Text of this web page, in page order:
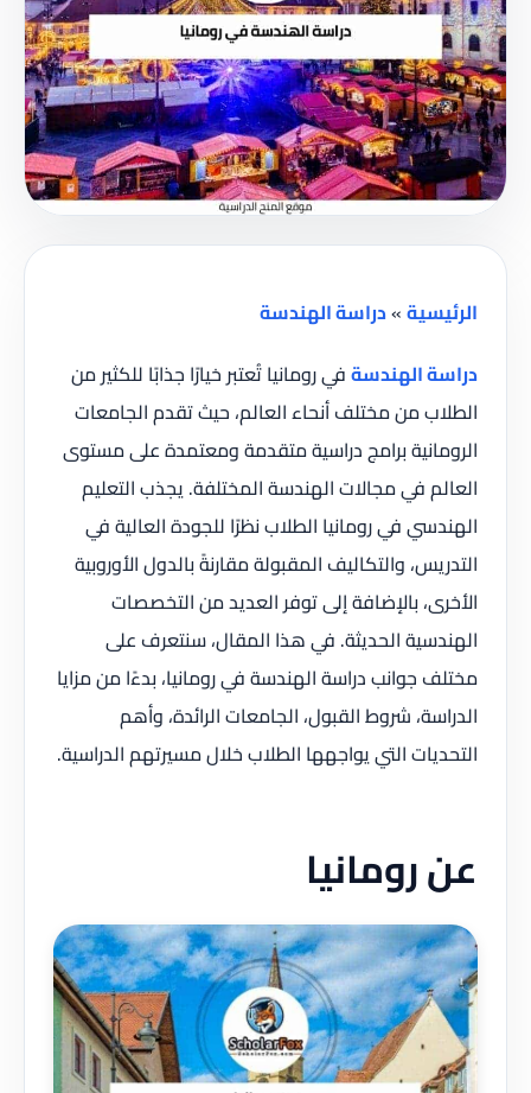
الرئيسية»دراسة الهندسة
دراسة الهندسةفي رومانيا تُعتبر خيارًا جذابًا للكثير من
الطلاب من مختلف أنحاء العالم، حيث تقدم الجامعات
الرومانية برامج دراسية متقدمة ومعتمدة على مستوى
العالم في مجالات الهندسة المختلفة. يجذب التعليم
الهندسي في رومانيا الطلاب نظرًا للجودة العالية في
التدريس، والتكاليف المقبولة مقارنةً بالدول الأوروبية
الأخرى، بالإضافة إلى توفر العديد من التخصصات
الهندسية الحديثة. في هذا المقال، سنتعرف على
مختلف جوانب دراسة الهندسة في رومانيا، بدءًا من مزايا
الدراسة، شروط القبول، الجامعات الرائدة، وأهم
التحديات التي يواجهها الطلاب خلال مسيرتهم الدراسية.
عن رومانيا